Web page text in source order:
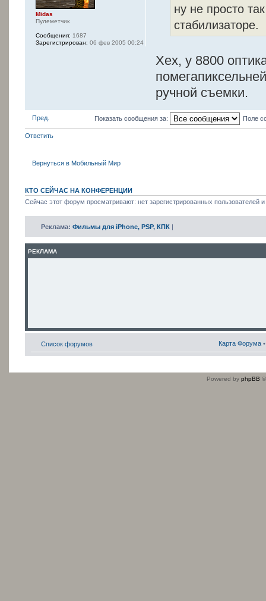
ну не просто
стабилизаторе.
Хех, у 8800
ручной съемки.
Midas
Пулеметчик
Сообщения: 1687
Зарегистрирован: 06 фев 2005 00:24
Пред. Показать сообщения за: Поле
Ответить
Вернуться в Мобильный Мир
КТО СЕЙЧАС НА КОНФЕРЕНЦИИ
Сейчас этот форум просматривают: нет зарегистрированных пользователей и
Реклама: Фильмы для iPhone, PSP, КПК |
РЕКЛАМА
Список форумов Карта Форума
Powered by phpBB